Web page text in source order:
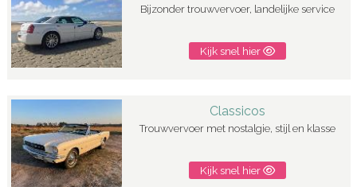
Bijzonder trouwvervoer, landelijke service
Kijk snel hier
Classicos
Trouwvervoer met nostalgie, stijl en klasse
Kijk snel hier